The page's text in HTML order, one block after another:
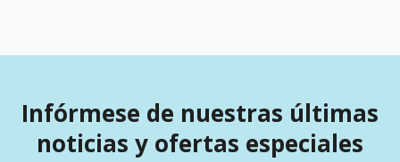
Infórmese de nuestras últimas
noticias y ofertas especiales